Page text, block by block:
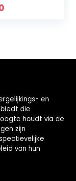
en
die
houdt via de
zijn
van hun